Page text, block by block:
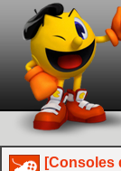
[Consoles